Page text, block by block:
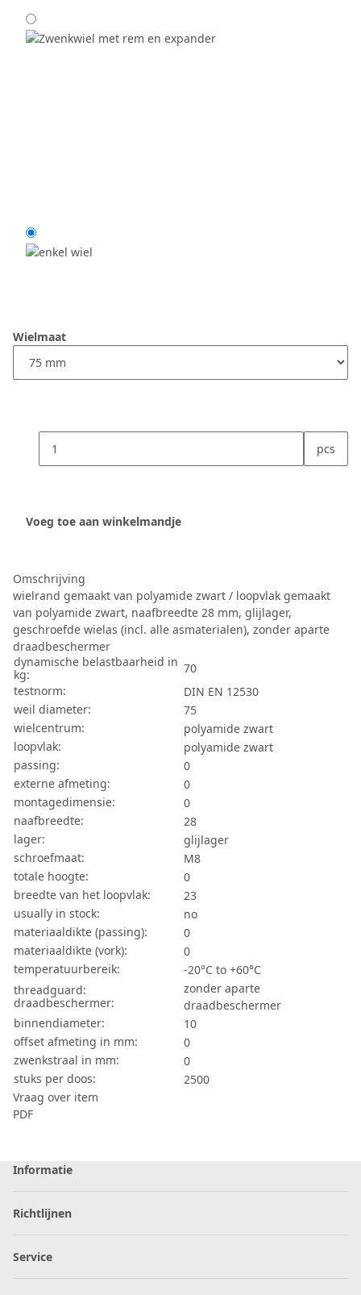
Wielmaat
pcs
Voeg toe aan winkelmandje
Omschrijving
wielrand gemaakt van polyamide zwart / loopvlak gemaakt
van polyamide zwart, naafbreedte 28 mm, glijlager,
geschroefde wielas (incl. alle asmaterialen), zonder aparte
draadbeschermer
dynamische belastbaarheid in
kg:
70
testnorm:
DIN EN 12530
weil diameter:
75
wielcentrum:
polyamide zwart
loopvlak:
polyamide zwart
passing:
0
externe afmeting:
0
montagedimensie:
0
naafbreedte:
28
lager:
glijlager
schroefmaat:
M8
totale hoogte:
0
breedte van het loopvlak:
23
usually in stock:
no
materiaaldikte (passing):
0
materiaaldikte (vork):
0
temperatuurbereik:
-20°C to +60°C
threadguard:
draadbeschermer:
zonder aparte
draadbeschermer
binnendiameter:
10
offset afmeting in mm:
0
zwenkstraal in mm:
0
stuks per doos:
2500
Vraag over item
PDF
Informatie
Richtlijnen
Service